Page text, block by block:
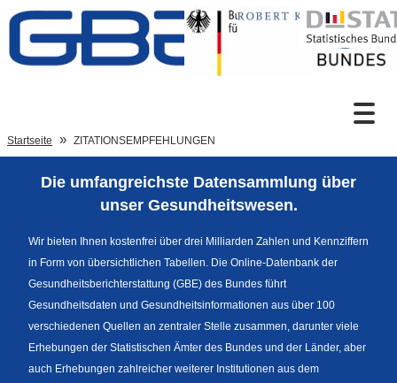
Zum Inhalt
Sprachumschaltung
Fußzeile
Startseite ZITATIONSEMPFEHLUNGEN
Die umfangreichste Datensammlung über
unser Gesundheitswesen.
Wir bieten Ihnen kostenfrei über drei Milliarden Zahlen und Kennziffern
in Form von übersichtlichen Tabellen. Die Online-Datenbank der
Gesundheitsberichterstattung (GBE) des Bundes führt
Gesundheitsdaten und Gesundheitsinformationen aus über 100
verschiedenen Quellen an zentraler Stelle zusammen, darunter viele
Erhebungen der Statistischen Ämter des Bundes und der Länder, aber
auch Erhebungen zahlreicher weiterer Institutionen aus dem